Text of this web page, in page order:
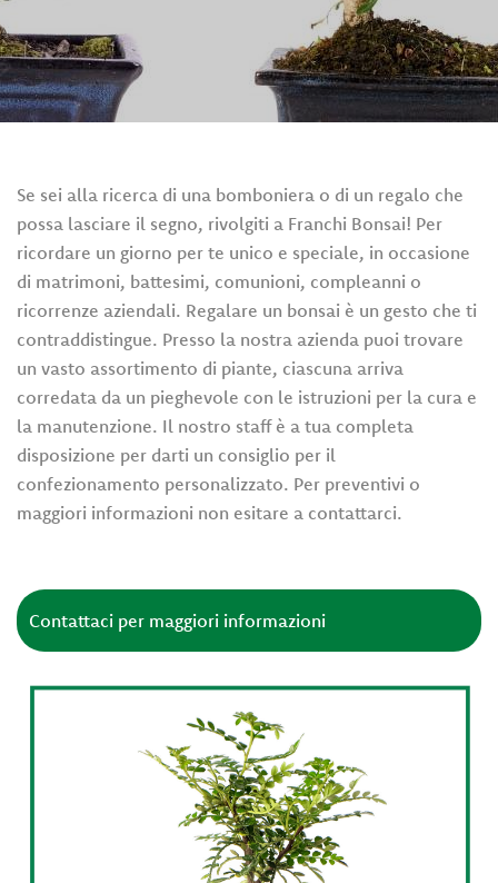
Servizi
Eventi
e
Rivenditori
Contatti
Area Privata
Se sei alla ricerca di una bomboniera o di un regalo che
possa lasciare il segno, rivolgiti a Franchi Bonsai! Per
ricordare un giorno per te unico e speciale, in occasione
di matrimoni, battesimi, comunioni, compleanni o
ricorrenze aziendali. Regalare un bonsai è un gesto che ti
contraddistingue. Presso la nostra azienda puoi trovare
un vasto assortimento di piante, ciascuna arriva
corredata da un pieghevole con le istruzioni per la cura e
la manutenzione. Il nostro staff è a tua completa
disposizione per darti un consiglio per il
confezionamento personalizzato. Per preventivi o
maggiori informazioni non esitare a contattarci.
Contattaci per maggiori informazioni